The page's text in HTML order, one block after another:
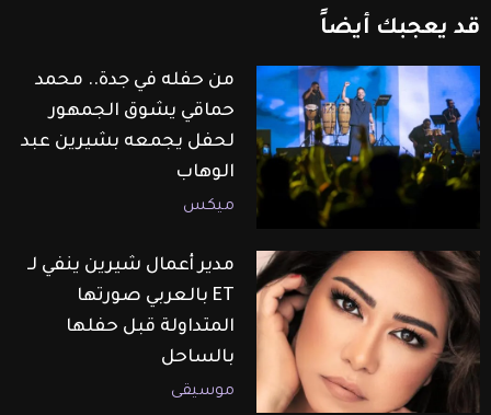
قد يعجبك أيضاً
من حفله في جدة.. محمد
حماقي يشوق الجمهور
لحفل يجمعه بشيرين عبد
الوهاب
ميكس
مدير أعمال شيرين ينفي لـ
ET بالعربي صورتها
المتداولة قبل حفلها
بالساحل
موسيقى